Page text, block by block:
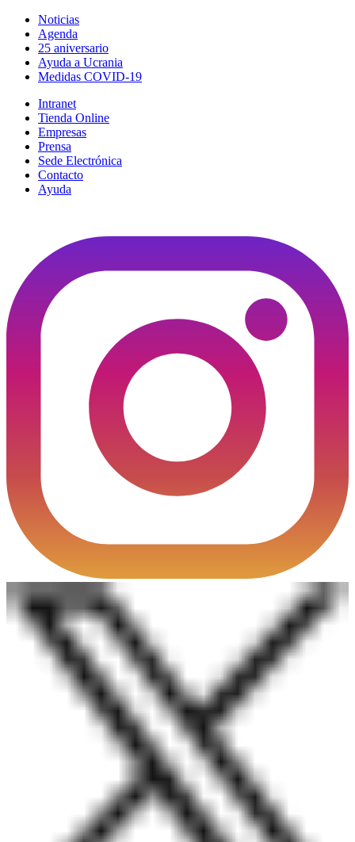
Noticias
Agenda
25 aniversario
Ayuda a Ucrania
Medidas COVID-19
Intranet
Tienda Online
Empresas
Prensa
Sede Electrónica
Contacto
Ayuda